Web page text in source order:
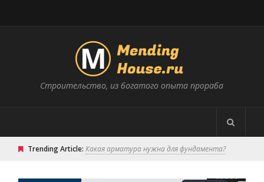
Строительство, из богатого опыта прораба
Trending Article: Какая арматура нужна для фундамента?